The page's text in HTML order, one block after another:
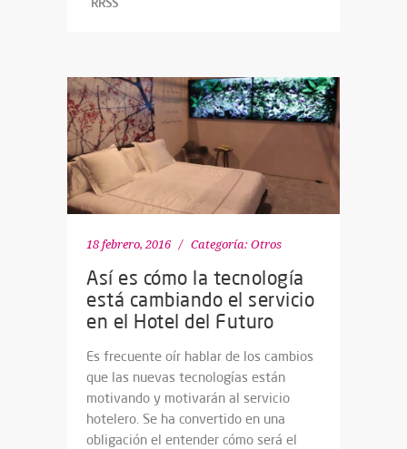
RRSS
18 febrero, 2016 Categoría: Otros
Así es cómo la tecnología
está cambiando el servicio
en el Hotel del Futuro
Es frecuente oír hablar de los cambios
que las nuevas tecnologías están
motivando y motivarán al servicio
hotelero. Se ha convertido en una
obligación el entender cómo será el